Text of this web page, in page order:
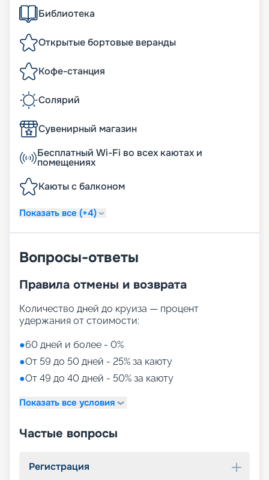
Библиотека
Открытые бортовые веранды
Кофе-станция
Солярий
Сувенирный магазин
Бесплатный Wi-Fi во всех каютах и
помещениях
Каюты с балконом
Показать все (+4)
Вопросы-ответы
Правила отмены и возврата
Количество дней до круиза — процент
удержания от стоимости:
●60 дней и более - 0%
●От 59 до 50 дней - 25% за каюту
●От 49 до 40 дней - 50% за каюту
Показать все условия
Частые вопросы
Регистрация